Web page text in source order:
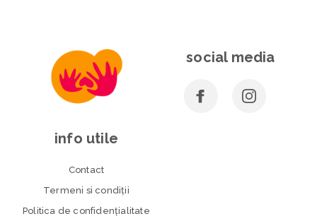
social media
info utile
Contact
Termeni si condiţii
Politica de confidenţialitate